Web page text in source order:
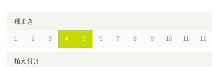
種まき
1 2 3 4 5 6 7 8 9 10 11 12
植え付け